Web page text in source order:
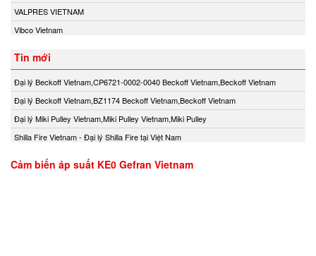
VALPRES VIETNAM
Vibco Vietnam
Tin mới
Đại lý Beckoff Vietnam,CP6721-0002-0040 Beckoff Vietnam,Beckoff Vietnam
Đại lý Beckoff Vietnam,BZ1174 Beckoff Vietnam,Beckoff Vietnam
Đại lý Miki Pulley Vietnam,Miki Pulley Vietnam,Miki Pulley
Shilla Fire Vietnam - Đại lý Shilla Fire tại Việt Nam
Cảm biến áp suất KE0 Gefran Vietnam